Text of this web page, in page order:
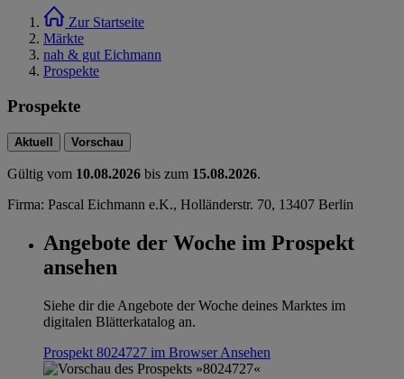
Zur Startseite
Märkte
nah & gut Eichmann
Prospekte
Prospekte
Aktuell Vorschau
Gültig vom 10.08.2026 bis zum 15.08.2026.
Firma: Pascal Eichmann e.K., Holländerstr. 70, 13407 Berlin
Angebote der Woche im Prospekt
ansehen
Siehe dir die Angebote der Woche deines Marktes im
digitalen Blätterkatalog an.
Prospekt 8024727 im BrowserAnsehen